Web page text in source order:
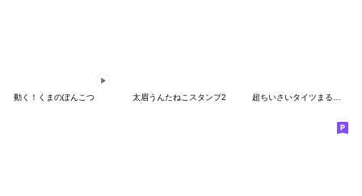
動く！くまのぽんこつ 太眉うんたねこスタンプ2